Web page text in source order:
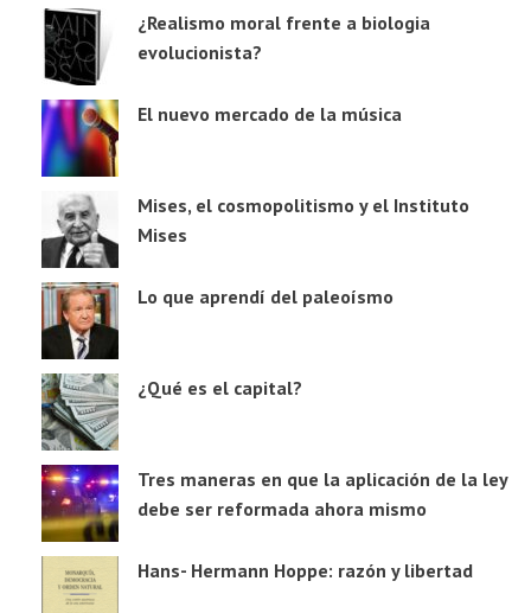
¿Realismo moral frente a biologia
evolucionista?
El nuevo mercado de la música
Mises, el cosmopolitismo y el Instituto
Mises
Lo que aprendí del paleoísmo
¿Qué es el capital?
Tres maneras en que la aplicación de la ley
debe ser reformada ahora mismo
Hans- Hermann Hoppe: razón y libertad